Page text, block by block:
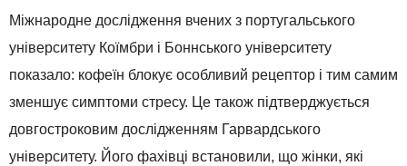
Міжнародне дослідження вчених з португальського
університету Коїмбри і Боннського університету
показало: кофеїн блокує особливий рецептор і тим самим
зменшує симптоми стресу. Це також підтверджується
довгостроковим дослідженням Гарвардського
університету. Його фахівці встановили, що жінки, які